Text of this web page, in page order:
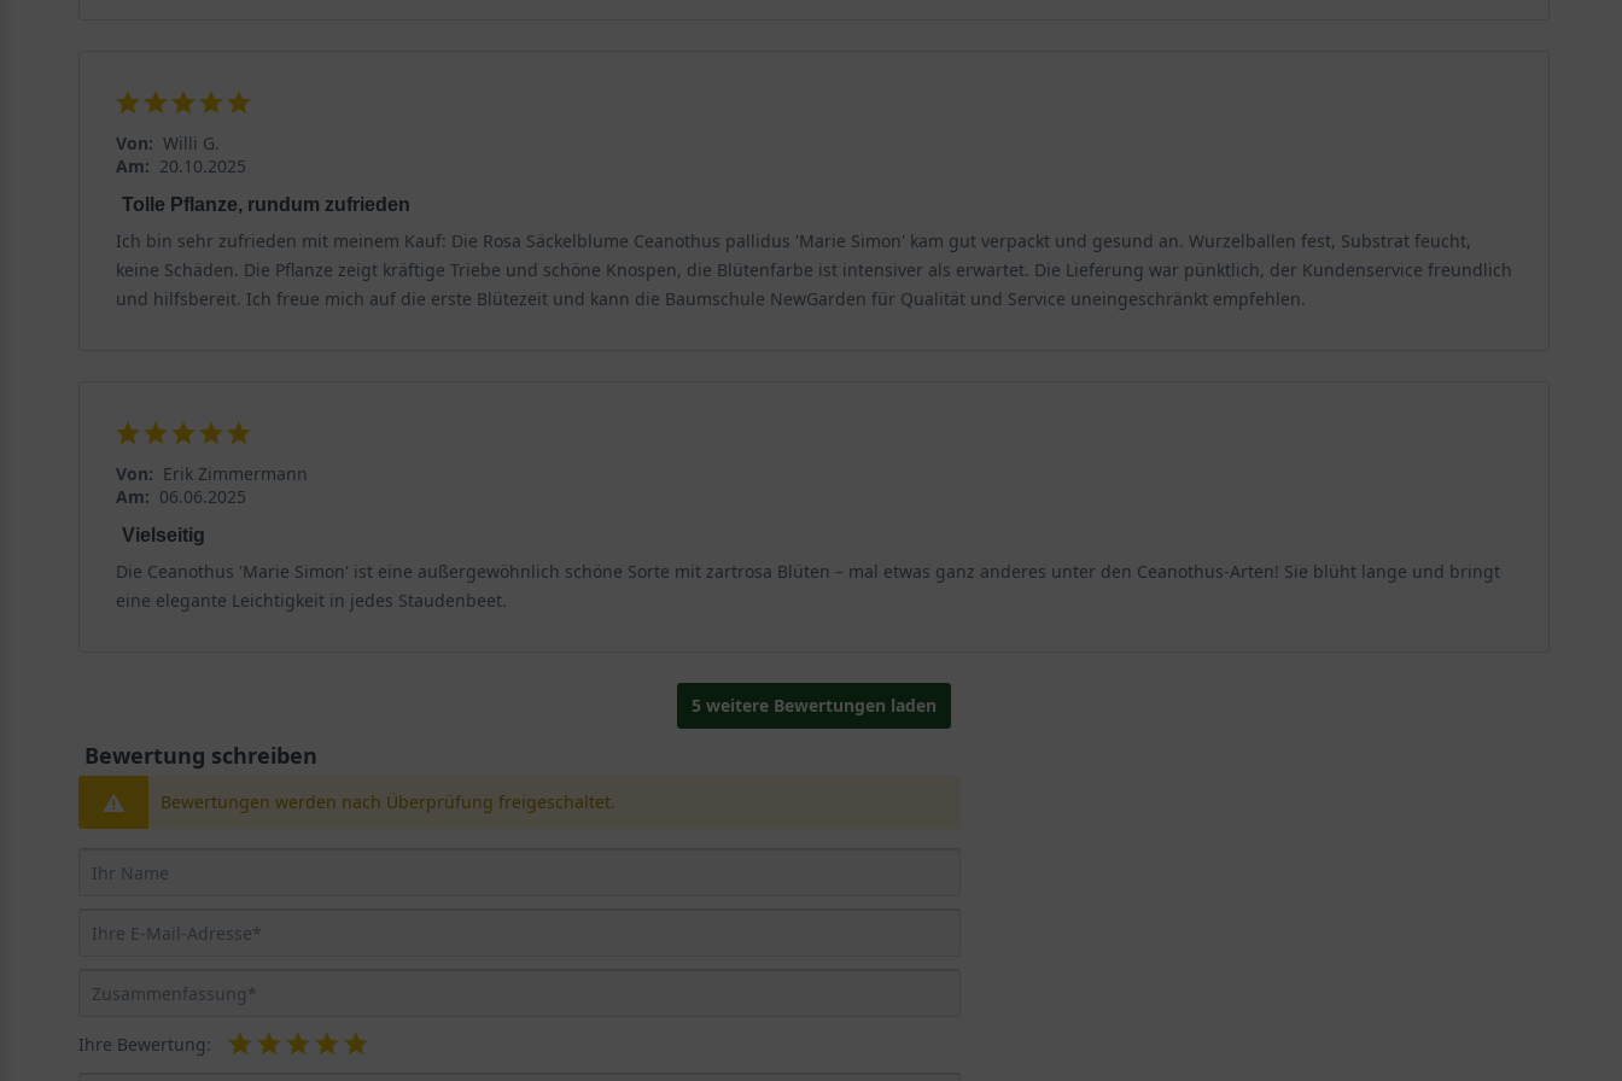
Von: Willi G.
Am: 20.10.2025
Tolle Pflanze, rundum zufrieden
Ich bin sehr zufrieden mit meinem Kauf: Die Rosa Säckelblume Ceanothus pallidus 'Marie Simon' kam gut verpackt und gesund an. Wurzelballen fest, Substrat feucht,
keine Schäden. Die Pflanze zeigt kräftige Triebe und schöne Knospen, die Blütenfarbe ist intensiver als erwartet. Die Lieferung war pünktlich, der Kundenservice freundlich
und hilfsbereit. Ich freue mich auf die erste Blütezeit und kann die Baumschule NewGarden für Qualität und Service uneingeschränkt empfehlen.
Von: Erik Zimmermann
Am: 06.06.2025
Vielseitig
Die Ceanothus 'Marie Simon' ist eine außergewöhnlich schöne Sorte mit zartrosa Blüten – mal etwas ganz anderes unter den Ceanothus-Arten! Sie blüht lange und bringt
eine elegante Leichtigkeit in jedes Staudenbeet.
5 weitere Bewertungen laden
Bewertung schreiben
Bewertungen werden nach Überprüfung freigeschaltet.
Ihre Bewertung: